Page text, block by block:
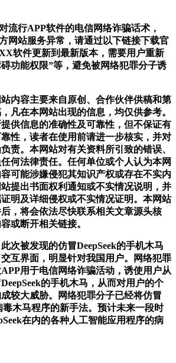
行APP软件的电信网络诈骗话术，
网站服务异常，请通过以下链接下载官
软件更新到最新版本，需要用户重新
功能权限”等，避免被网络犯罪分子诱
容主要来自原创、合作伙伴供稿和第
凡在本网站出现的信息，均仅供参考。
供信息的准确性及可靠性，但不保证有
性，读者在使用前请进一步核实，并对
责。本网站对有关资料所引致的错误、
何法律责任。任何单位或个人认为本网
可能涉嫌侵犯其知识产权或存在不实内
提出书面权利通知或不实情况说明，并
明及详细侵权或不实情况证明。本网站
，将会依法尽快联系相关文章源头核
或断开相关链接。
被发现的仿冒DeepSeek的手机木马
互界面，明显针对我国用户。网络犯罪
用于电信网络诈骗活动，诱使用户从
的手机木马，从而对用户的个
较大威胁。网络犯罪分子已经将仿冒
毒木马程序的新手法。预计未来一段时
在内的各种人工智能应用程序的病